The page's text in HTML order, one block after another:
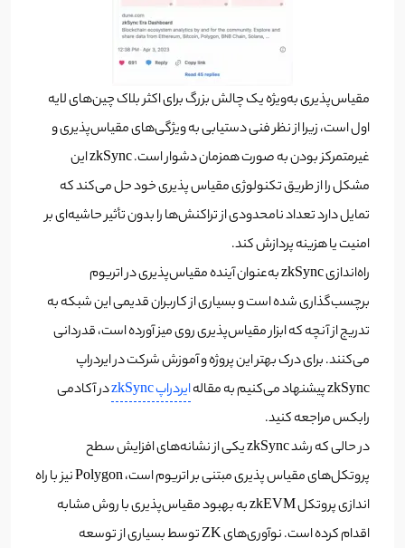
مقیاس‌پذیری به‌ویژه یک چالش بزرگ برای اکثر بلاک چین‌های لایه
اول است، زیرا از نظر فنی دستیابی به ویژگی‌های مقیاس‌پذیری و
غیرمتمرکز بودن به صورت همزمان دشوار است. zkSync این
مشکل را از طریق تکنولوژی مقیاس پذیری خود حل می‌کند که
تمایل دارد تعداد نامحدودی از تراکنش‌ها را بدون تأثیر حاشیه‌ای بر
امنیت یا هزینه پردازش کند.
راه‌اندازی zkSync به‌عنوان آینده مقیاس‌پذیری در اتریوم
برچسب‌گذاری شده است و بسیاری از کاربران قدیمی این شبکه به
تدریج از آنچه که ابزار مقیاس‌پذیری روی میز آورده است، قدردانی
می‌کنند. برای درک بهتر این پروژه و آموزش شرکت در ایردراپ
zkSync پیشنهاد می‌کنیم به مقاله
ایردراپ zkSync
در آکادمی
رابکس مراجعه کنید.
در حالی که رشد zkSync یکی از نشانه‌های افزایش سطح
پروتکل‌های مقیاس پذیری مبتنی بر اتریوم است، Polygon نیز با راه
اندازی پروتکل zkEVM به بهبود مقیاس‌پذیری با روش مشابه
اقدام کرده است. نوآوری‌های ZK توسط بسیاری از توسعه